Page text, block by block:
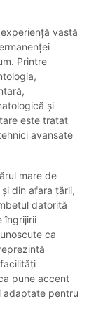
vastă
Printre
și
este tratat
avansate
mare de
din afara țării,
datorită
îngrijirii
ca
pune accent
adaptate pentru